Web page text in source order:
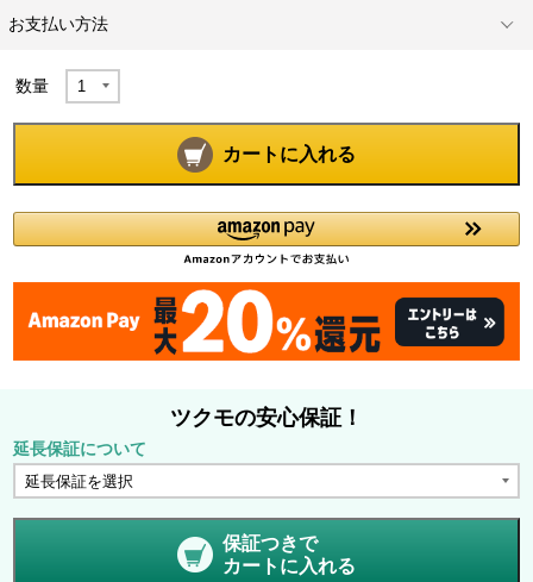
お支払い方法
数量
カートに入れる
ツクモの安心保証！
延長保証について
保証つきで
カートに入れる